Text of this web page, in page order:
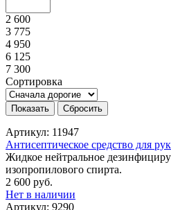
2 600
3 775
4 950
6 125
7 300
Сортировка
Артикул: 11947
Антисептическое средство для
Жидкое нейтральное
изопропилового спирта.
2 600 руб.
Нет в наличии
Артикул: 9290